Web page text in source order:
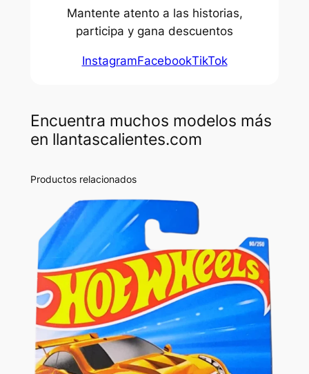
Mantente atento a las historias,
participa y gana descuentos
InstagramFacebookTikTok
Encuentra muchos modelos más
en llantascalientes.com
Productos relacionados